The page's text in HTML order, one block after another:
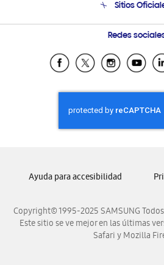
Seguimiento de tu
Condiciones de
Programa de Beneficios
Soporte vía
Preguntas
Sitios
Samsung Costa
Samsung
Samsung El
Samsung
Samsung
Samsung
Samsung
Redes
Copyright© 1995-2025 SAMSUNG
Este sitio se ve mejor en las últimas
Safari y Mozilla
Ayuda para accesibilidad